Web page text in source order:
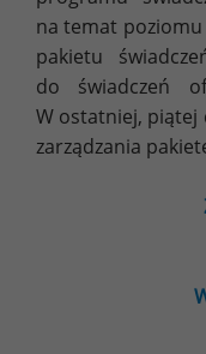
na temat
pakietu
do świadczeń
W ostatniej, piątej
zarządzania